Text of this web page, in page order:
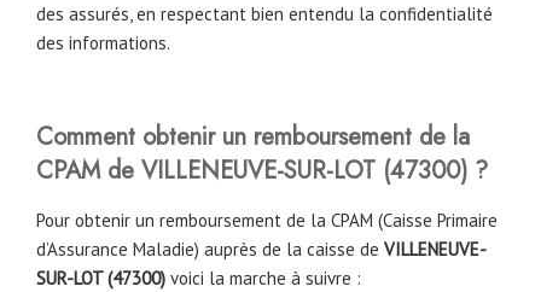
des assurés, en respectant bien entendu la confidentialité
des informations.
Comment obtenir un remboursement de la
CPAM de VILLENEUVE-SUR-LOT (47300) ?
Pour obtenir un remboursement de la CPAM (Caisse Primaire
d’Assurance Maladie) auprès de la caisse de VILLENEUVE-
SUR-LOT (47300) voici la marche à suivre :